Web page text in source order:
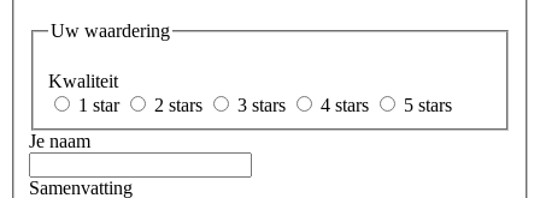
Uw waardering
Kwaliteit
1 star
2 stars 3 stars 4 stars
5 stars
Je naam
Samenvatting